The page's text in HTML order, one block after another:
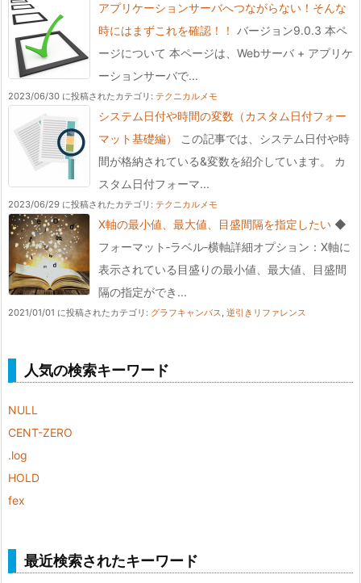
アプリケーションサーバへつながらない！そんな
時にはまずこれを確認！！ バージョン9.0.3 本ペ
ージについて 本ページは、Webサーバ + アプリケ
ーションサーバで...
2023/06/30 に投稿されたカテゴリ: テクニカルメモ
システム日付や時間の変数（カスタム日付フォー
マット基礎編）
この記事では、システム日付や時
間が格納されている&変数を紹介しています。 カ
スタム日付フォーマ...
2023/06/29 に投稿されたカテゴリ: テクニカルメモ
X軸の最小値、最大値、目盛間隔を指定したい ◆
フォーマット‐ラベル‐横軸詳細オプション：X軸に
表示されている目盛りの最小値、最大値、目盛間
隔の指定ができ...
2021/01/01 に投稿されたカテゴリ: グラフキャンバス, 逆引きリファレンス
人気の検索キーワード
NULL
CENT-ZERO
.log
HOLD
fex
最近検索されたキーワード